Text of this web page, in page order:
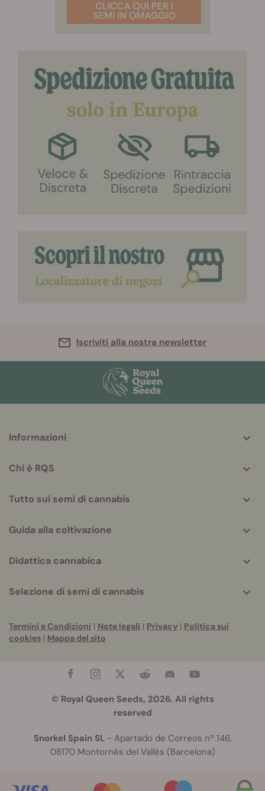
Iscriviti alla nostra newsletter
helpful
Informazioni
Chi è RQS
Tutto sui semi di cannabis
Guida alla coltivazione
Didattica cannabica
Selezione di semi di cannabis
Termini e Condizioni | Note legali | Privacy | Politica sui
cookies | Mappa del sito
© Royal Queen Seeds, 2026. All rights
reserved
Snorkel Spain SL- Apartado de Correos nº 146,
08170 Montornès del Vallès (Barcelona)